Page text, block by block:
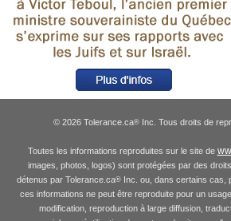
© 2026 Tolerance.ca®Inc. Tous droits de
Toutes les informations reproduites sur le site de
images, photos, logos) sont protégées par des
détenus par Tolerance.ca® Inc. ou, dans certains cas,
ces informations ne peut être reproduite pour un
modification, reproduction à large diffusion,